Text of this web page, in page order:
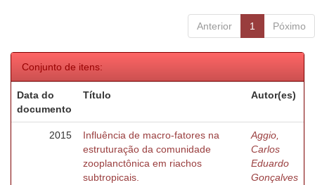
Anterior 1 Póximo
Conjunto de itens:
Data do
documento
Título Autor(es)
2015
Influência de macro-fatores na
estruturação da comunidade
zooplanctônica em riachos
subtropicais.
Aggio,
Carlos
Eduardo
Gonçalves